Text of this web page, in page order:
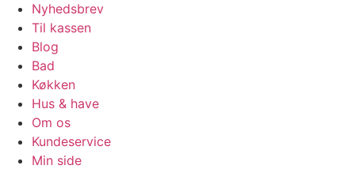
Nyhedsbrev
Til kassen
Blog
Bad
Køkken
Hus & have
Om os
Kundeservice
Min side